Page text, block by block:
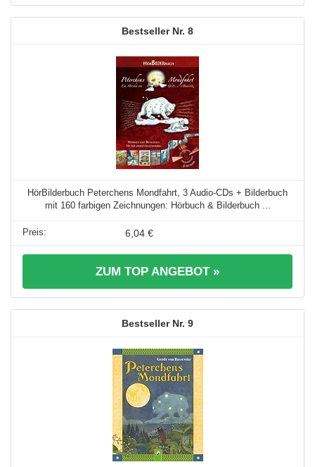
8
HörBilderbuch Peterchens Mondfahrt, 3 Audio-CDs + Bilderbuch
mit 160 farbigen Zeichnungen: Hörbuch & Bilderbuch ...
6,04 €
ZUM TOP ANGEBOT »
9